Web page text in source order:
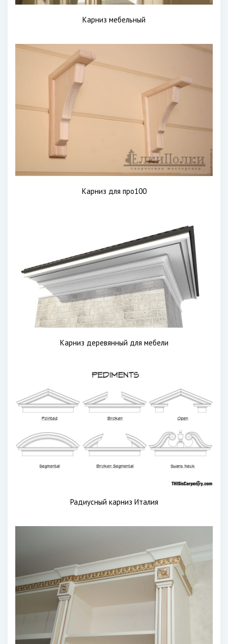
Карниз мебельный
Карниз для про100
Карниз деревянный для мебели
Радиусный карниз Италия